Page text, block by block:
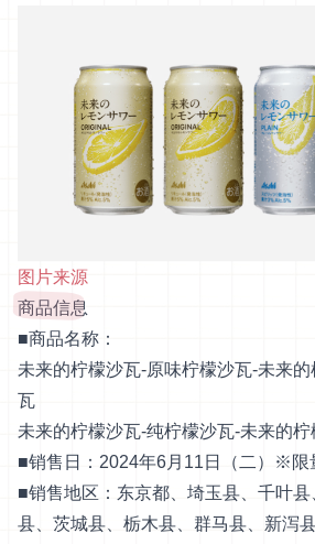
图片来源
商品信息
■商品名称：
未来的柠檬沙瓦-原味柠檬沙瓦-未来
瓦
未来的柠檬沙瓦-纯柠檬沙瓦-未来的柠
■销售日：2024年6月11日（二）※限
■销售地区：东京都、埼玉县、千叶
县、茨城县、栃木县、群马县、新泻